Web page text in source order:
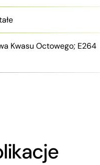
Kwasu Octowego; E264